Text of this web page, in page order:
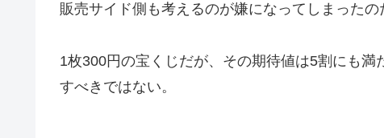
販売サイド側も考えるのが嫌になってしまったの
1枚300円の宝くじだが、その期待値は5割にも
すべきではない。